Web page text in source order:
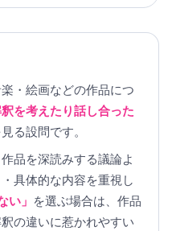
・絵画などの作品につ
を考えたり話し合った
る設問です。
品を深読みする議論よ
具体的な内容を重視し
い」 を選ぶ場合は、作品
の違いに惹かれやすい